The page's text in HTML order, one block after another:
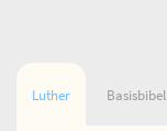
Luther Basisbibel